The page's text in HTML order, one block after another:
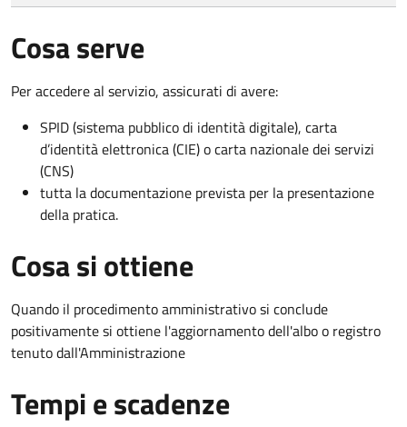
Cosa serve
Per accedere al servizio, assicurati di avere:
SPID (sistema pubblico di identità digitale), carta
d’identità elettronica (CIE) o carta nazionale dei servizi
(CNS)
tutta la documentazione prevista per la presentazione
della pratica.
Cosa si ottiene
Quando il procedimento amministrativo si conclude
positivamente si ottiene l'aggiornamento dell'albo o registro
tenuto dall'Amministrazione
Tempi e scadenze